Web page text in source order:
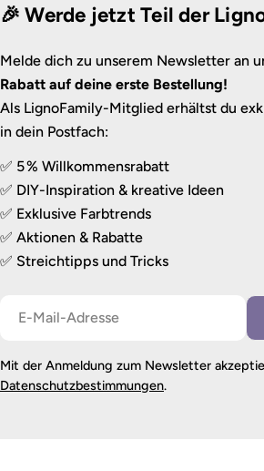
🎉 Werde jetzt Teil der
Melde dich zu unserem Newsletter an
Rabatt auf deine erste Bestellung!
Als LignoFamily-Mitglied erhältst du
in dein Postfach:
✅ 5 % Willkommensrabatt
✅ DIY-Inspiration & kreative Ideen
✅ Exklusive Farbtrends
✅ Aktionen & Rabatte
✅ Streichtipps und Tricks
Mit der Anmeldung zum Newsletter
Datenschutzbestimmungen.